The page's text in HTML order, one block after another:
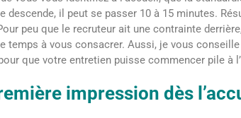
descende, il peut se passer 10 à 15 minutes.
peu que le recruteur ait une contrainte
temps à vous consacrer. Aussi, je vous
que votre entretien puisse commencer pile à
impression dès